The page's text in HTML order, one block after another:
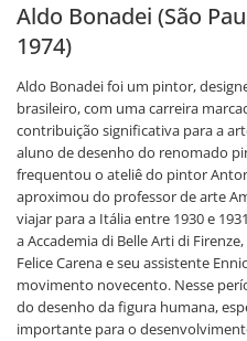
Aldo Bonadei (São
1974)
Aldo Bonadei foi um pintor,
brasileiro, com uma carreira
contribuição significativa para a
aluno de desenho do renomado
frequentou o ateliê do pintor
aproximou do professor de arte
viajar para a Itália entre 1930 e
a Accademia di Belle Arti di
Felice Carena e seu assistente
movimento novecento. Nesse
do desenho da figura humana,
importante para o